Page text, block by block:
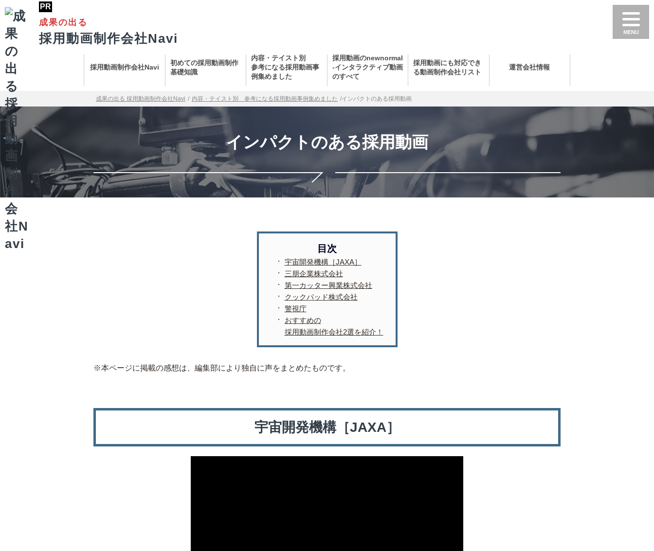
成果の出る
採用動画制作会社Navi
採用動画制作会社Navi
初めての採用動画制作
基礎知識
内容・テイスト別
参考になる採用動画事
例集めました
採用動画のnewnormal
-インタラクティブ動画
のすべて
採用動画にも対応でき
る動画制作会社リスト
運営会社情報
成果の出る 採用動画制作会社Navi / 内容・テイスト別 参考になる採用動画事例集めました /インパクトのある採用動画
インパクトのある採用動画
宇宙開発機構［JAXA］
三朋企業株式会社
第一カッター興業株式会社
クックパッド株式会社
警視庁
おすすめの
採用動画制作会社2選を紹介！
※本ページに掲載の感想は、編集部により独自に声をまとめたものです。
宇宙開発機構［JAXA］